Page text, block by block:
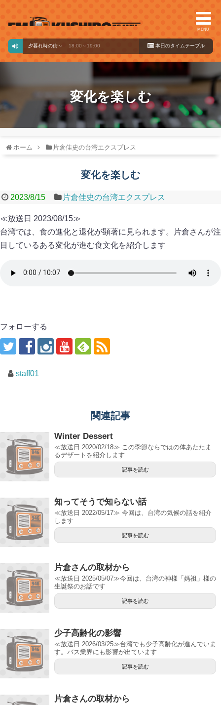
MENU
一会 ～夕暮れ時の街～ 18:00～19:00 本日のタイ ムテーブル
変化を楽しむ
ホーム 片倉佳史の台湾エクスプレス
変化を楽しむ
2023/8/15 片倉佳史の台湾エクスプレス
≪放送日 2023/08/15≫
台湾では、食の進化と退化が顕著に見られます。片倉さんが注
目しているある変化が進む食文化を紹介します
フォローする
staff01
関連記事
Winter Dessert
≪放送日 2020/02/18≫ この季節ならではの体あたたま
るデザートを紹介します
記事を読む
知ってそうで知らない話
≪放送日 2022/05/17≫ 今回は、台湾の気候の話を紹介
します
記事を読む
片倉さんの取材から
≪放送日 2025/05/07≫今回は、台湾の神様「媽祖」様の
生誕祭のお話です
記事を読む
少子高齢化の影響
≪放送日 2026/03/25≫台湾でも少子高齢化が進んでいま
す。バス業界にも影響が出ています
記事を読む
片倉さんの取材から